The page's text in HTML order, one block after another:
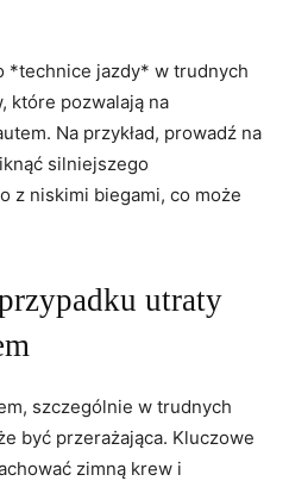
*technice jazdy*⁣ w trudnych
które pozwalają na
Na przykład, prowadź na
silniejszego
z niskimi biegami, co⁢ może
utraty
szczególnie w‌ trudnych
być przerażająca. ‌Kluczowe
zimną ‌krew i